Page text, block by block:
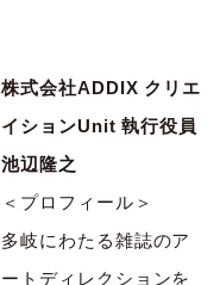
株式会社ADDIX クリエ
イションUnit 執行役員
池辺隆之
＜プロフィール＞
多岐にわたる雑誌のア
ートディレクションを